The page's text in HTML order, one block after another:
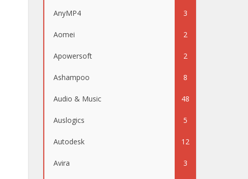
AnyMP4 3
Aomei 2
Apowersoft 2
Ashampoo 8
Audio & Music 48
Auslogics 5
Autodesk 12
Avira 3